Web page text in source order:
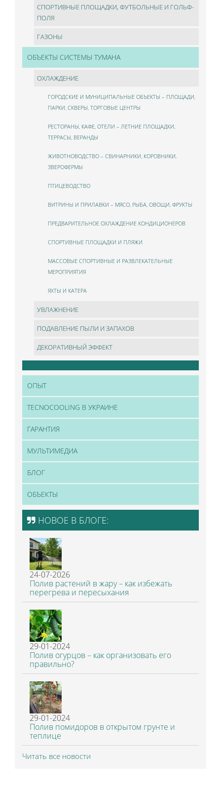
СПОРТИВНЫЕ ПЛОЩАДКИ, ФУТБОЛЬНЫЕ И ГОЛЬФ-
ПОЛЯ
ГАЗОНЫ
ОБЪЕКТЫ СИСТЕМЫ ТУМАНА
ОХЛАЖДЕНИЕ
ГОРОДСКИЕ И МУНИЦИПАЛЬНЫЕ ОБЪЕКТЫ – ПЛОЩАДИ,
ПАРКИ, СКВЕРЫ, ТОРГОВЫЕ ЦЕНТРЫ
РЕСТОРАНЫ, КАФЕ, ОТЕЛИ – ЛЕТНИЕ ПЛОЩАДКИ,
ТЕРРАСЫ, ВЕРАНДЫ
ЖИВОТНОВОДСТВО – СВИНАРНИКИ, КОРОВНИКИ,
ЗВЕРОФЕРМЫ
ПТИЦЕВОДСТВО
ВИТРИНЫ И ПРИЛАВКИ – МЯСО, РЫБА, ОВОЩИ, ФРУКТЫ
ПРЕДВАРИТЕЛЬНОЕ ОХЛАЖДЕНИЕ КОНДИЦИОНЕРОВ
СПОРТИВНЫЕ ПЛОЩАДКИ И ПЛЯЖИ
МАССОВЫЕ СПОРТИВНЫЕ И РАЗВЛЕКАТЕЛЬНЫЕ
МЕРОПРИЯТИЯ
ЯХТЫ И КАТЕРА
УВЛАЖНЕНИЕ
ПОДАВЛЕНИЕ ПЫЛИ И ЗАПАХОВ
ДЕКОРАТИВНЫЙ ЭФФЕКТ
ОПЫТ
TECNOCOOLING В УКРАИНЕ
ГАРАНТИЯ
МУЛЬТИМЕДИА
БЛОГ
ОБЪЕКТЫ
НОВОЕ В БЛОГЕ:
24-07-2026
Полив растений в жару – как избежать
перегрева и пересыхания
29-01-2024
Полив огурцов – как организовать его
правильно?
29-01-2024
Полив помидоров в открытом грунте и
теплице
Читать все новости